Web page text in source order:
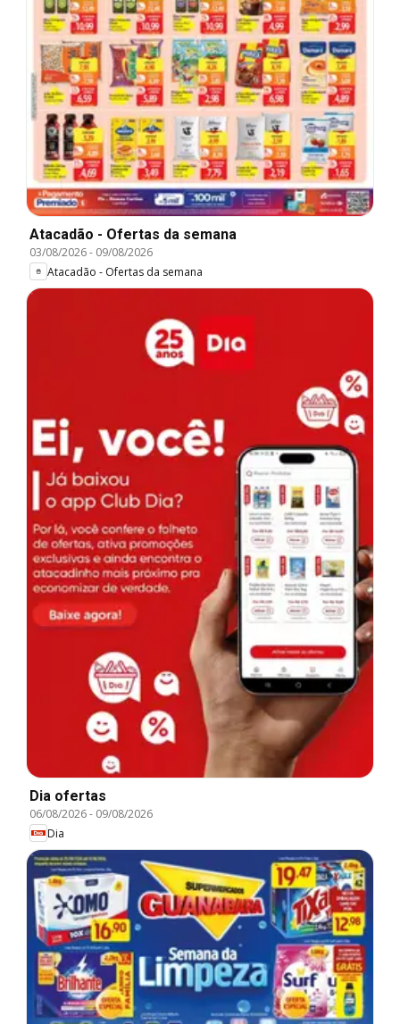
Atacadão - Ofertas da semana
03/08/2026- 09/08/2026
Atacadão - Ofertas da semana
Dia ofertas
06/08/2026- 09/08/2026
Dia